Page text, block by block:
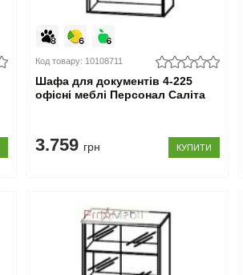
Код товару: 10108711
Шафа для документів 4-225
офісні меблі Персонал Саліта
3.759 грн КУПИТИ